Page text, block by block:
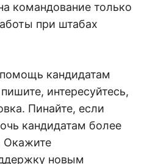
командование только
при штабах
кандидатам
интересуйтесь,
Пинайте, если
кандидатам более
Окажите
новым